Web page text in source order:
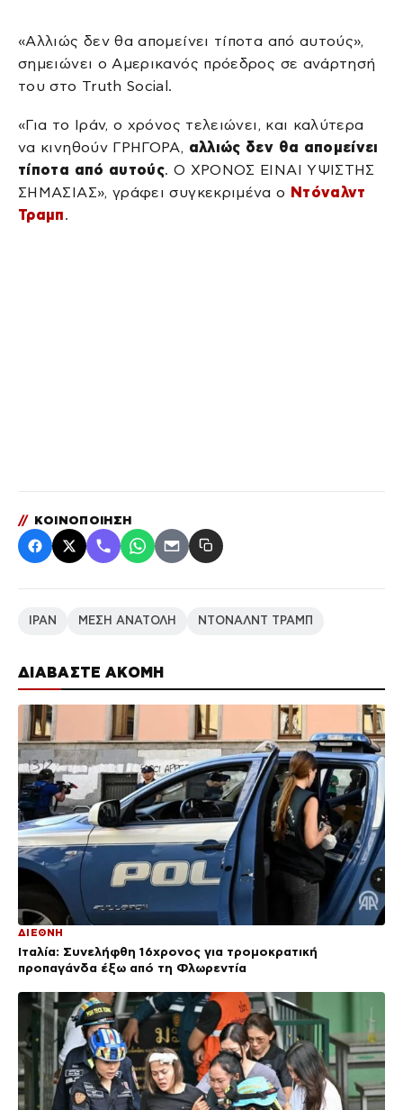
ΔΙΑΒΑΣΤΕ ΑΚΟΜΗ
ΔΙΕΘΝΗ
Ιταλία: Συνελήφθη 16χρονος για τρομοκρατική
προπαγάνδα έξω από τη Φλωρεντία
«Αλλιώς δεν θα απομείνει τίποτα από αυτούς»,
σημειώνει ο Αμερικανός πρόεδρος σε ανάρτησή
του στο Truth Social.
«Για το Ιράν, ο χρόνος τελειώνει, και καλύτερα
να κινηθούν ΓΡΗΓΟΡΑ, αλλιώς δεν θα απομείνει
τίποτα από αυτούς. Ο ΧΡΟΝΟΣ ΕΙΝΑΙ ΥΨΙΣΤΗΣ
ΣΗΜΑΣΙΑΣ», γράφει συγκεκριμένα ο Ντόναλντ
Τραμπ.
// ΚΟΙΝΟΠΟΙΗΣΗ
ΙΡΑΝ ΜΕΣΗ ΑΝΑΤΟΛΗ ΝΤΟΝΑΛΝΤ ΤΡΑΜΠ